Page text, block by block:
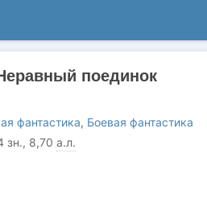
поединок
фантастика, Боевая фантастика
зн., 8,70 а.л.